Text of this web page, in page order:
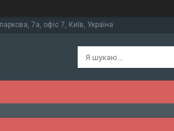
7а, офіс 7, Київ, Україна